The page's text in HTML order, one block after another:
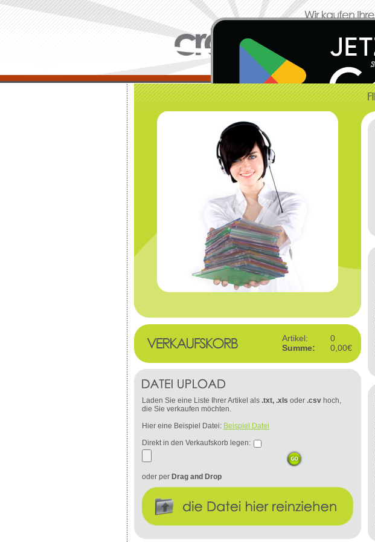
Artikel:
0
Summe:
0,00€
Laden Sie eine Liste Ihrer Artikel als .txt, .xls oder .csv hoch,
die Sie verkaufen möchten.
Hier eine Beispiel Datei: Beispiel Datei
Direkt in den Verkaufskorb legen:
oder per Drag and Drop